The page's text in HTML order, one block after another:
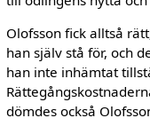
Olofsson fick alltså
han själv stå för, och
han inte inhämtat
dömdes också